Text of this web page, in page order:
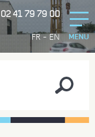
FR-EN
02 41 79 79 00
MENU